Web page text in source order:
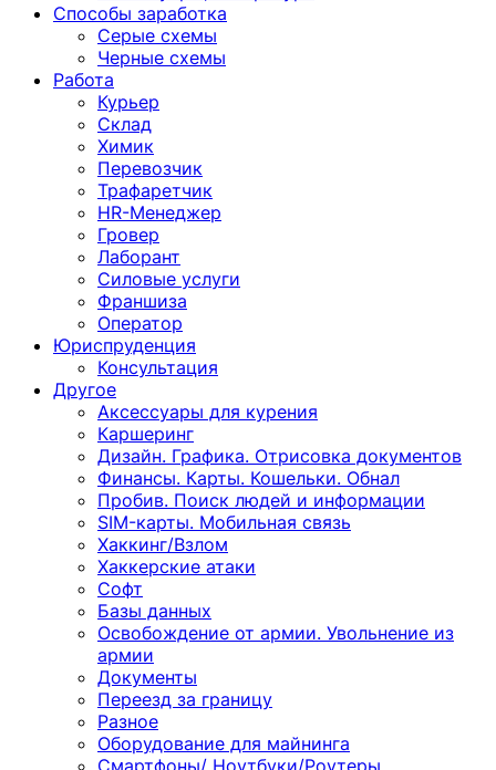
Способы заработка
Серые схемы
Черные схемы
Работа
Курьер
Склад
Химик
Перевозчик
Трафаретчик
HR-Менеджер
Гровер
Лаборант
Силовые услуги
Франшиза
Оператор
Юриспруденция
Консультация
Другoе
Аксессуары для курения
Каршеринг
Дизайн. Графика. Отрисовка документов
Финансы. Карты. Кошельки. Обнал
Пробив. Поиск людей и информации
SIM-карты. Мобильная связь
Хаккинг/Взлом
Хаккерские атаки
Софт
Базы данных
Освобождение от армии. Увольнение из
армии
Документы
Переезд за границу
Разное
Оборудование для майнинга
Смартфоны/ Ноутбуки/Роутеры